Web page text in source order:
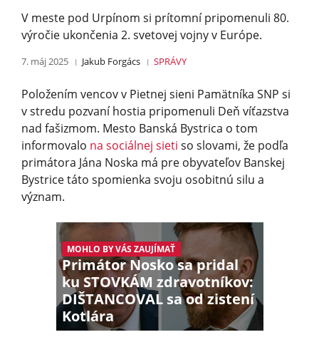
V meste pod Urpínom si prítomní pripomenuli 80.
výročie ukončenia 2. svetovej vojny v Európe.
7. máj 2025 Jakub Forgács SPRÁVY
Položením vencov v Pietnej sieni Pamätníka SNP si
v stredu pozvaní hostia pripomenuli Deň víťazstva
nad fašizmom. Mesto Banská Bystrica o tom
informovalo na sociálnej sieti so slovami, že podľa
primátora Jána Noska má pre obyvateľov Banskej
Bystrice táto spomienka svoju osobitnú silu a
význam.
MOHLO BY VÁS ZAUJÍMAŤ
Primátor Nosko sa pridal
ku STOVKÁM zdravotníkov:
DIŠTANCOVAL sa od zistení
Kotlára